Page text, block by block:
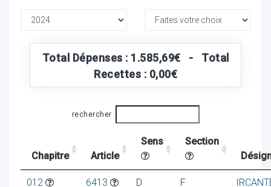
Total Dépenses : 1.585,69€ - Total
Recettes : 0,00€
rechercher
Chapitre Article
Sens
Section
012 6413 D F